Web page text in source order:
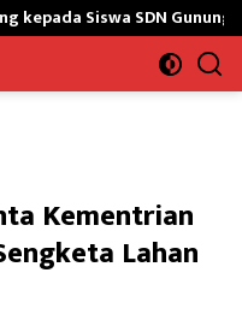
SDN Gunung Susu
Kementrian
Lahan